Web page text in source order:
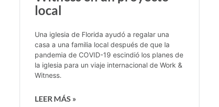
local
Una iglesia de Florida ayudó a regalar una
casa a una familia local después de que la
pandemia de COVID-19 escindió los planes de
la iglesia para un viaje internacional de Work &
Witness.
LEER MÁS »